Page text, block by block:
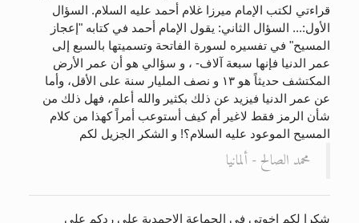
قراءتي لكتب الإمام ميرزا غلام أحمد عليه السلام. السؤال
الأول:... السؤال الثاني: يقول الإمام أحمد في كتابه "إعجاز
المسيح" في تفسيره لسورة الفاتحة وتسميتها بالسبع إلى
عمر الدنيا فإنها سبعة آلاف- ، و سؤالي هو أن عمر الأرض
المكتشف حديثاً هو ١٣ و نصف المليار سنة على الأقل، وأما
عن عمر الدنيا فيزيد عن ذلك بكثير والله أعلم، فهل ذلك من
شأن الرمز فقط لاغير أم كيف أستوعب أمراً كهذا من كلام
المسيح الموعود عليه السلام؟! و الشكر الجزيل لكم
محمد الصالح - ألمانيا
شكرا لكم اخوتي في الجماعة الاحمدية على ردكم على